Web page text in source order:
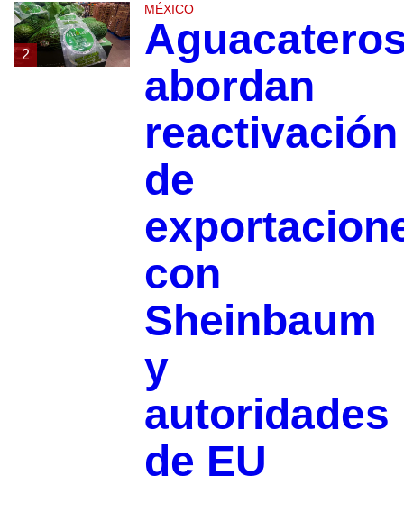
2
MÉXICO
abordan
reactivación
de
con
Sheinbaum
y
autoridades
de EU